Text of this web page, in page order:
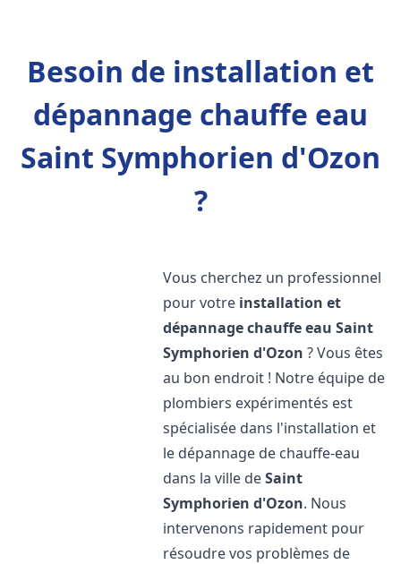
Besoin de installation et
dépannage chauffe eau
Saint Symphorien d'Ozon
?
Vous cherchez un professionnel
pour votre installation et
dépannage chauffe eau Saint
Symphorien d'Ozon ? Vous êtes
au bon endroit ! Notre équipe de
plombiers expérimentés est
spécialisée dans l'installation et
le dépannage de chauffe-eau
dans la ville deSaint
Symphorien d'Ozon. Nous
intervenons rapidement pour
résoudre vos problèmes de